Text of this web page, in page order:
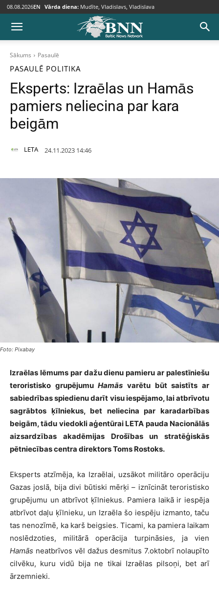
08.08.2026EN Vārda diena: Mudīte, Vladislavs, Vladislava
Sākums Pasaulē
PASAULĒ POLITIKA
Eksperts: Izraēlas un Hamās
pamiers neliecina par kara
beigām
LETA 24.11.2023 14:46
Foto: Pixabay
Izraēlas lēmums par dažu dienu pamieru ar palestīniešu
teroristisko grupējumuHamāsvarētu būt saistīts ar
sabiedrības spiedienu darīt visu iespējamo, lai atbrīvotu
sagrābtos ķīlniekus, bet neliecina par karadarbības
beigām, tādu viedokli aģentūrai LETA pauda Nacionālās
aizsardzības akadēmijas Drošības un stratēģiskās
pētniecības centra direktors Toms Rostoks.
Eksperts atzīmēja, ka Izraēlai, uzsākot militāro operāciju
Gazas joslā, bija divi būtiski mērķi – iznīcināt teroristisko
grupējumu un atbrīvot ķīlniekus. Pamiera laikā ir iespēja
atbrīvot daļu ķīlnieku, un Izraēla šo iespēju izmanto, taču
tas nenozīmē, ka karš beigsies. Ticami, ka pamiera laikam
noslēdzoties, militārā operācija turpināsies, ja vien
Hamās neatbrīvos vēl dažus desmitus 7.oktobrī nolaupīto
cilvēku, kuru vidū bija ne tikai Izraēlas pilsoņi, bet arī
ārzemnieki.